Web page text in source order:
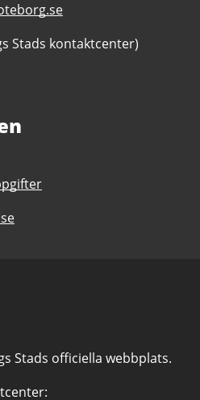
Stads kontaktcenter)
Stads officiella webbplats.